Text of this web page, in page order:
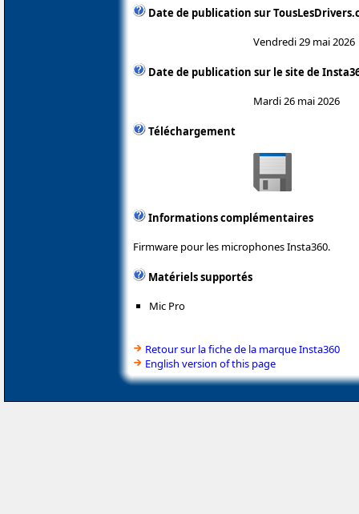
Date de publication sur
Vendredi 29 mai 2026
Date de publication sur le site de
Mardi 26 mai 2026
Téléchargement
Informations complémentaires
Firmware pour les microphones Insta360.
Matériels supportés
Mic Pro
Retour sur la fiche de la marque Insta360
English version of this page